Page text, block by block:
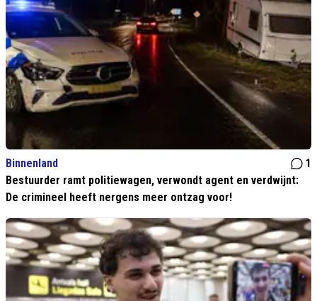
Binnenland
1
Bestuurder ramt politiewagen, verwondt agent en verdwijnt:
De crimineel heeft nergens meer ontzag voor!